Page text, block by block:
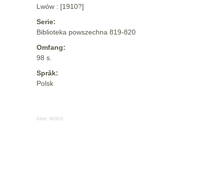
Lwów : [1910?]
Serie:
Biblioteka powszechna 819-820
Omfang:
98 s.
Språk:
Polsk
Kilde: MODS